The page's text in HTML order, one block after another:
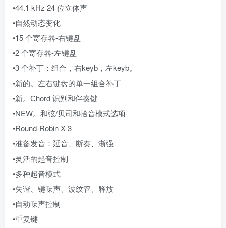
•44.1 kHz 24 位立体声
•自然动态变化
•15 个寄存器-右键盘
•2 个寄存器-左键盘
•3 个补丁：组合，右keyb，左keyb。
•新的。左右键盘的单一组合补丁
•新。Сhord 识别和伴奏键
•NEW。和弦/贝司和拾音模式选项
•Round-Robin X 3
•准备发音：延音、断奏、渐强
•灵活的起音控制
•多种起音模式
•失谐、键噪声、波纹管、释放
•自动噪声控制
•重复键